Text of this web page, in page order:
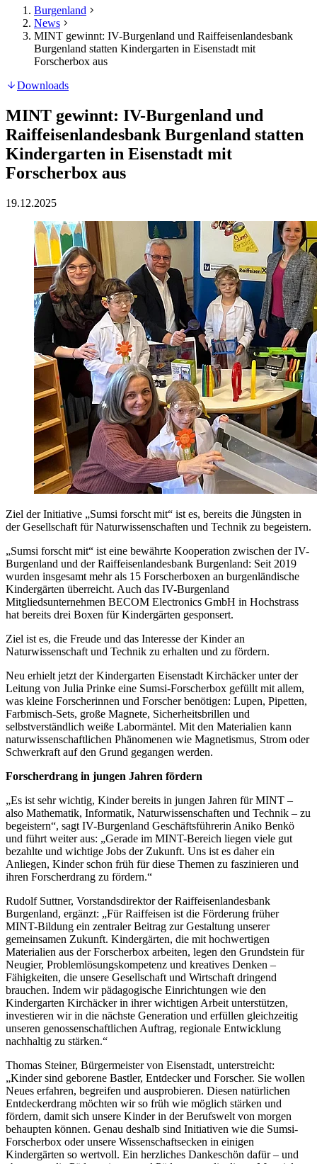
Burgenland
News
MINT gewinnt: IV-Burgenland und Raiffeisenlandesbank
Burgenland statten Kindergarten in Eisenstadt mit
Forscherbox aus
Downloads
MINT gewinnt: IV-Burgenland und
Raiffeisenlandesbank Burgenland statten
Kindergarten in Eisenstadt mit
Forscherbox aus
19.12.2025
Ziel der Initiative „Sumsi forscht mit“ ist es, bereits die Jüngsten in
der Gesellschaft für Naturwissenschaften und Technik zu begeistern.
„Sumsi forscht mit“ ist eine bewährte Kooperation zwischen der IV-
Burgenland und der Raiffeisenlandesbank Burgenland: Seit 2019
wurden insgesamt mehr als 15 Forscherboxen an burgenländische
Kindergärten überreicht. Auch das IV-Burgenland
Mitgliedsunternehmen BECOM Electronics GmbH in Hochstrass
hat bereits drei Boxen für Kindergärten gesponsert.
Ziel ist es, die Freude und das Interesse der Kinder an
Naturwissenschaft und Technik zu erhalten und zu fördern.
Neu erhielt jetzt der Kindergarten Eisenstadt Kirchäcker unter der
Leitung von Julia Prinke eine Sumsi-Forscherbox gefüllt mit allem,
was kleine Forscherinnen und Forscher benötigen: Lupen, Pipetten,
Farbmisch-Sets, große Magnete, Sicherheitsbrillen und
selbstverständlich weiße Labormäntel. Mit den Materialien kann
naturwissenschaftlichen Phänomenen wie Magnetismus, Strom oder
Schwerkraft auf den Grund gegangen werden.
Forscherdrang in jungen Jahren fördern
„Es ist sehr wichtig, Kinder bereits in jungen Jahren für MINT –
also Mathematik, Informatik, Naturwissenschaften und Technik – zu
begeistern“, sagt IV-Burgenland Geschäftsführerin Aniko Benkö
und führt weiter aus: „Gerade im MINT-Bereich liegen viele gut
bezahlte und wichtige Jobs der Zukunft. Uns ist es daher ein
Anliegen, Kinder schon früh für diese Themen zu faszinieren und
ihren Forscherdrang zu fördern.“
Rudolf Suttner, Vorstandsdirektor der Raiffeisenlandesbank
Burgenland, ergänzt: „Für Raiffeisen ist die Förderung früher
MINT-Bildung ein zentraler Beitrag zur Gestaltung unserer
gemeinsamen Zukunft. Kindergärten, die mit hochwertigen
Materialien aus der Forscherbox arbeiten, legen den Grundstein für
Neugier, Problemlösungskompetenz und kreatives Denken –
Fähigkeiten, die unsere Gesellschaft und Wirtschaft dringend
brauchen. Indem wir pädagogische Einrichtungen wie den
Kindergarten Kirchäcker in ihrer wichtigen Arbeit unterstützen,
investieren wir in die nächste Generation und erfüllen gleichzeitig
unseren genossenschaftlichen Auftrag, regionale Entwicklung
nachhaltig zu stärken.“
Thomas Steiner, Bürgermeister von Eisenstadt, unterstreicht:
„Kinder sind geborene Bastler, Entdecker und Forscher. Sie wollen
Neues erfahren, begreifen und ausprobieren. Diesen natürlichen
Entdeckerdrang möchten wir so früh wie möglich stärken und
fördern, damit sich unsere Kinder in der Berufswelt von morgen
behaupten können. Genau deshalb sind Initiativen wie die Sumsi-
Forscherbox oder unsere Wissenschaftsecken in einigen
Kindergärten so wertvoll. Ein herzliches Dankeschön dafür – und